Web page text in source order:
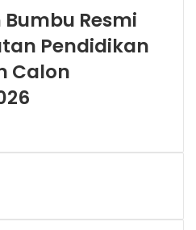
Resmi
Pendidikan
Calon